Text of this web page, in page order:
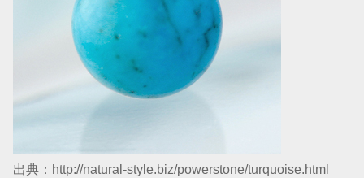
出典： http://natural-style.biz/powerstone/turquoise.html